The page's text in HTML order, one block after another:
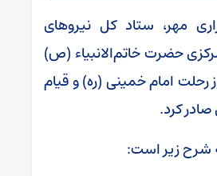
مهر، ستاد کل نیروهای
حضرت خاتم‌الانبیاء (ص)
رحلت امام خمینی (ره) و قیام
شرح زیر است: